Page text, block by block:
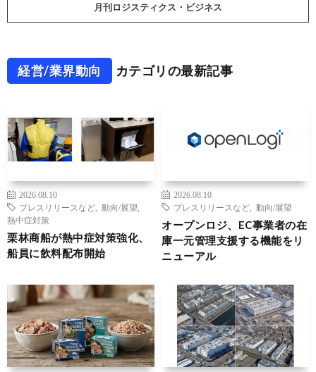
月刊ロジスティクス・ビジネス
経営/業界動向 カテゴリの最新記事
2026.08.10
プレスリリースなど
動向/展望
熱中症対策
栗林商船が熱中症対策強化、
船員に飲料配布開始
2026.08.10
プレスリリースなど
動向/展望
オープンロジ、EC事業者の在
庫一元管理支援する機能をリ
ニューアル